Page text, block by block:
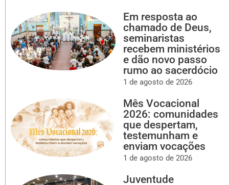
Em resposta ao
chamado de Deus,
seminaristas
recebem ministérios
e dão novo passo
rumo ao sacerdócio
1 de agosto de 2026
Mês Vocacional
2026: comunidades
que despertam,
testemunham e
enviam vocações
1 de agosto de 2026
Juventude